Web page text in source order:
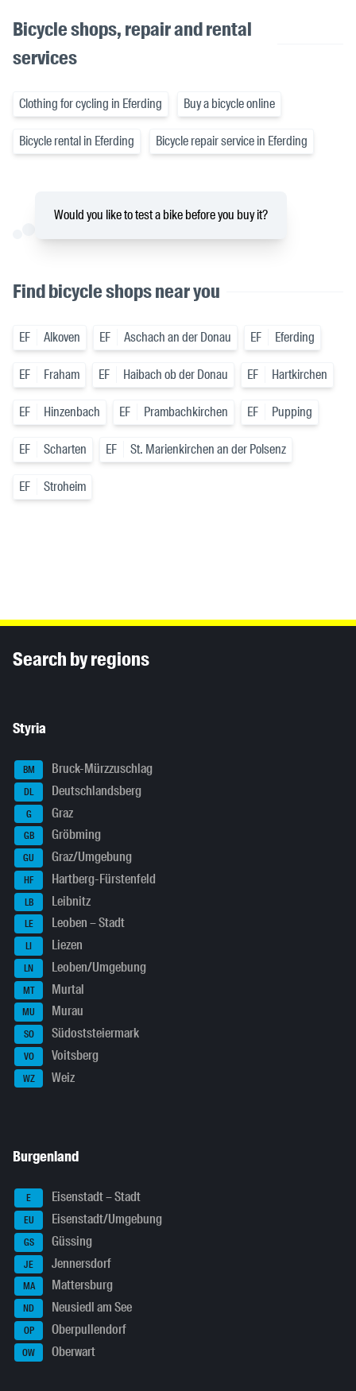
Bicycle shops, repair and rental
services
Clothing for cycling in Eferding Buy a bicycle online
Bicycle rental in Eferding Bicycle repair service in Eferding
Would you like to test a bike before you buy it?
Find bicycle shops near you
EF Alkoven EF Aschach an der Donau EF Eferding
EF Fraham EF Haibach ob der Donau EF Hartkirchen
EF Hinzenbach EF Prambachkirchen EF Pupping
EF Scharten EF St. Marienkirchen an der Polsenz
EF Stroheim
Search by regions
Styria
BM Bruck-Mürzzuschlag
DL Deutschlandsberg
G Graz
GB Gröbming
GU Graz/Umgebung
HF Hartberg-Fürstenfeld
LB Leibnitz
LE Leoben – Stadt
LI Liezen
LN Leoben/Umgebung
MT Murtal
MU Murau
SO Südoststeiermark
VO Voitsberg
WZ Weiz
Burgenland
E Eisenstadt – Stadt
EU Eisenstadt/Umgebung
GS Güssing
JE Jennersdorf
MA Mattersburg
ND Neusiedl am See
OP Oberpullendorf
OW Oberwart